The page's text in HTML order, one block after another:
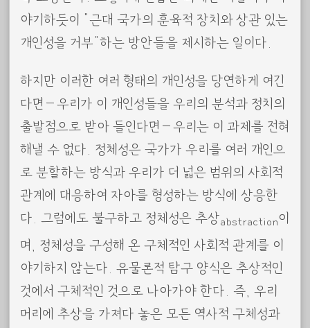
야기하듯이 “근대 국가의 훈육적 장치와 상관 있는
개인성을 거부”하는 방안들을 제시하는 일이다.
하지만 이러한 여러 형태의 개인성을 당연하게 여긴
다면—우리가 이 개인성들을 우리의 분석과 정치의
출발점으로 받아 들인다면—우리는 이 과제를 전혀
해낼 수 없다. 정체성은 국가가 우리를 여러 개인으
로 분할하는 방식과 우리가 더 넓은 범위의 사회적
관계에 대응하여 자아를 형성하는 방식에 상응한
다. 그럼에도 불구하고 정체성은 추상abstraction이
며, 정체성을 구성해 온 구체적인 사회적 관계를 이
야기하지 않는다. 유물론적 탐구 양식은 추상적인
것에서 구체적인 것으로 나아가야 한다. 즉, 우리
머리에 추상을 가져다 놓은 모든 역사적 구체성과